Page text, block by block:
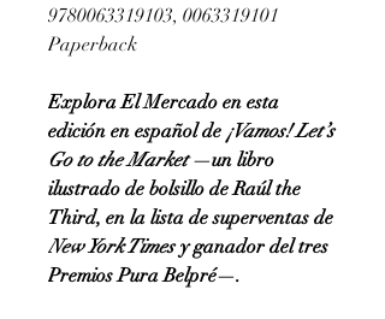
9780063319103, 0063319101
Paperback
Explora El Mercado en esta
edición en español de ¡Vamos! Let’s
Go to the Market—un libro
ilustrado de bolsillo de Raúl the
Third, en la lista de superventas de
New York Timesy ganador del tres
Premios Pura Belpré—.